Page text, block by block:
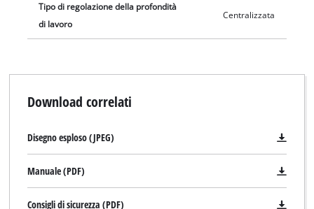
Tipo di regolazione della profondità
di lavoro
Centralizzata
Download correlati
Disegno esploso (JPEG)
Manuale (PDF)
Consigli di sicurezza (PDF)